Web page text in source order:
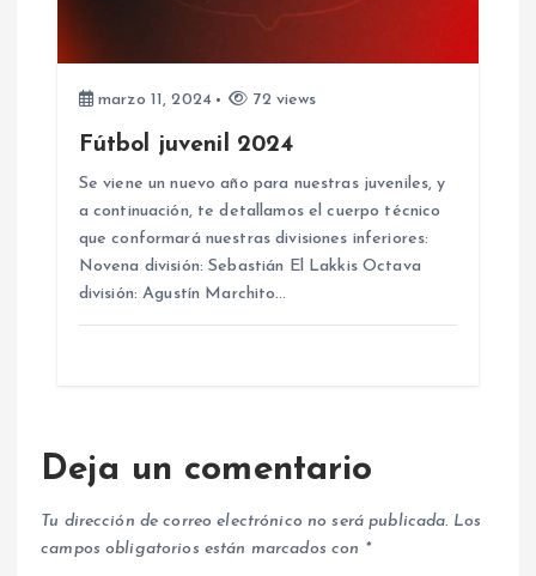
marzo 11, 2024 72 views
Fútbol juvenil 2024
Se viene un nuevo año para nuestras juveniles, y
a continuación, te detallamos el cuerpo técnico
que conformará nuestras divisiones inferiores:
Novena división: Sebastián El Lakkis Octava
división: Agustín Marchito…
Deja un comentario
Tu dirección de correo electrónico no será publicada. Los
campos obligatorios están marcados con *